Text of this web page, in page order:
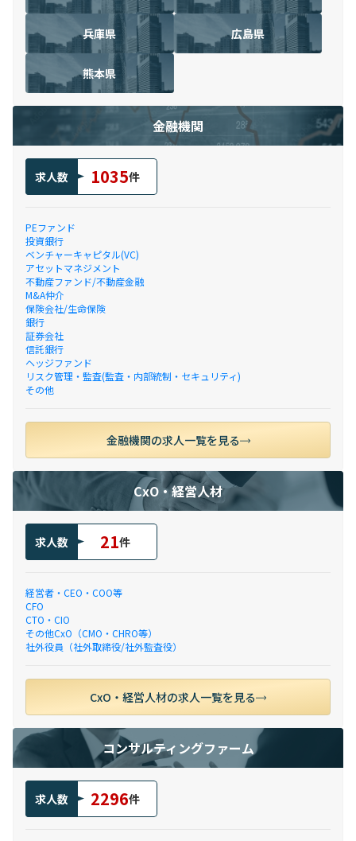
兵庫県 広島県
熊本県
金融機関
求人数 1035件
PEファンド
投資銀行
ベンチャーキャピタル(VC)
アセットマネジメント
不動産ファンド/不動産金融
M&A仲介
保険会社/生命保険
銀行
証券会社
信託銀行
ヘッジファンド
リスク管理・監査(監査・内部統制・セキュリティ)
その他
金融機関の求人一覧を見る
CxO・経営人材
求人数 21件
経営者・CEO・COO等
CFO
CTO・CIO
その他CxO（CMO・CHRO等）
社外役員（社外取締役/社外監査役）
CxO・経営人材の求人一覧を見る
コンサルティングファーム
求人数 2296件